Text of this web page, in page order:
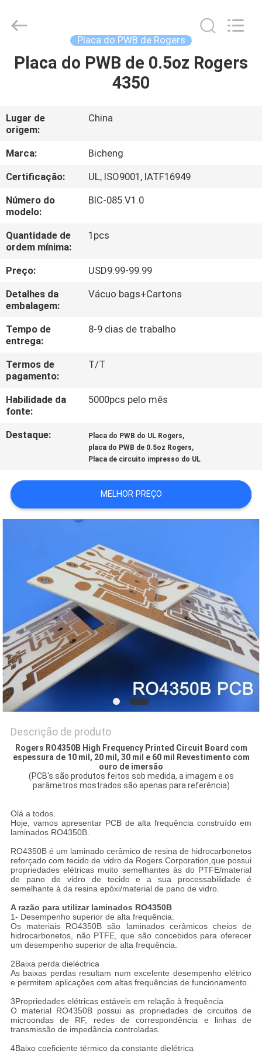
PARA
PRODUTOS
VÍDEOS
SOBRE
NÓS
VISITA
À
FÁBRICA
CONTROLE
DE
QUALIDADE
CONTACTE-
NOS
CASOS
SITE
POLÍTICA
DE
PRIVACIDADE
Technology
Rights
Reserved.
Placa do PWB de Rogers
Placa do PWB de 0.5oz Rogers
4350
Lugar de
origem:
China
Marca:
Bicheng
Certificação:
UL, ISO9001, IATF16949
Número do
modelo:
BIC-085.V1.0
Quantidade de
ordem mínima:
1pcs
Preço:
USD9.99-99.99
Detalhes da
embalagem:
Vácuo bags+Cartons
Tempo de
entrega:
8-9 dias de trabalho
Termos de
pagamento:
T/T
Habilidade da
fonte:
5000pcs pelo mês
Destaque: Placa do PWB do UL Rogers,
placa do PWB de 0.5oz Rogers,
Placa de circuito impresso do UL
MELHOR PREÇO
Descrição de produto
Rogers RO4350B High Frequency Printed Circuit Board com
espessura de 10 mil, 20 mil, 30 mil e 60 mil Revestimento com
ouro de imersão
(PCB's são produtos feitos sob medida, a imagem e os
parâmetros mostrados são apenas para referência)
Olá a todos.
Hoje, vamos apresentar PCB de alta frequência construído em
laminados RO4350B.
RO4350B é um laminado cerâmico de resina de hidrocarbonetos
reforçado com tecido de vidro da Rogers Corporation,que possui
propriedades elétricas muito semelhantes às do PTFE/material
de pano de vidro de tecido e a sua processabilidade é
semelhante à da resina epóxi/material de pano de vidro.
A razão para utilizar laminados RO4350B
1- Desempenho superior de alta frequência.
Os materiais RO4350B são laminados cerâmicos cheios de
hidrocarbonetos, não PTFE, que são concebidos para oferecer
um desempenho superior de alta frequência.
2Baixa perda dieléctrica
As baixas perdas resultam num excelente desempenho elétrico
e permitem aplicações com altas frequências de funcionamento.
3Propriedades elétricas estáveis em relação à frequência
O material RO4350B possui as propriedades de circuitos de
microondas de RF, redes de correspondência e linhas de
transmissão de impedância controladas.
4Baixo coeficiente térmico da constante dielétrica